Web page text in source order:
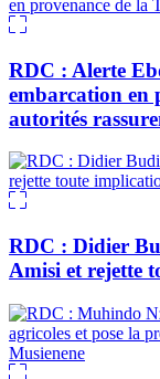
RDC : Alerte
embarcation en
autorités
RDC : Didier
Amisi et rejette